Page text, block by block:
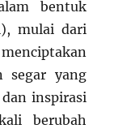
bentuk
mulai dari
segar yang
inspirasi
berubah